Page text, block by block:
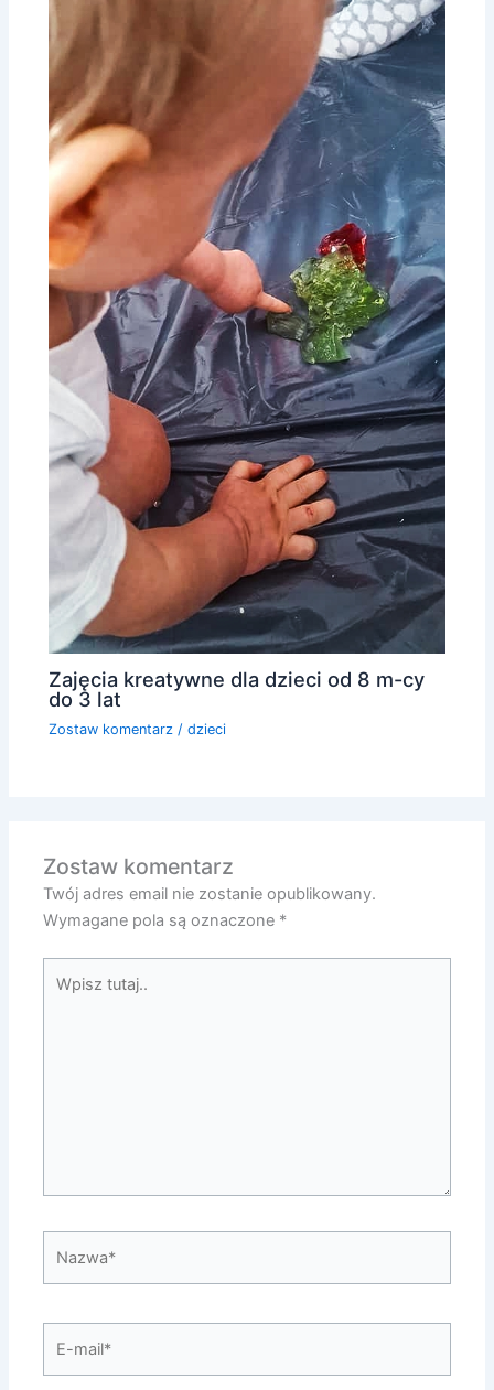
Zajęcia kreatywne dla dzieci od 8 m-cy
do 3 lat
Zostaw komentarz /dzieci
Zostaw komentarz
Twój adres email nie zostanie opublikowany.
Wymagane pola są oznaczone *
tutaj..